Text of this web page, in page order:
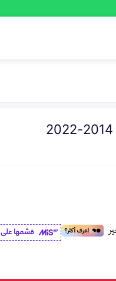
قسّمها على 4 دفعات ابتداء من